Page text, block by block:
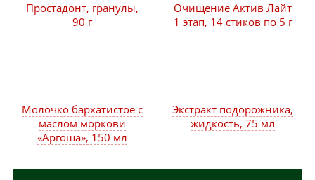
Очищение Актив Лайт
1 этап, 14 стиков по 5 г
Простадонт, гранулы,
90 г
Молочко бархатистое с
маслом моркови
«Аргоша», 150 мл
Экстракт подорожника,
жидкость, 75 мл